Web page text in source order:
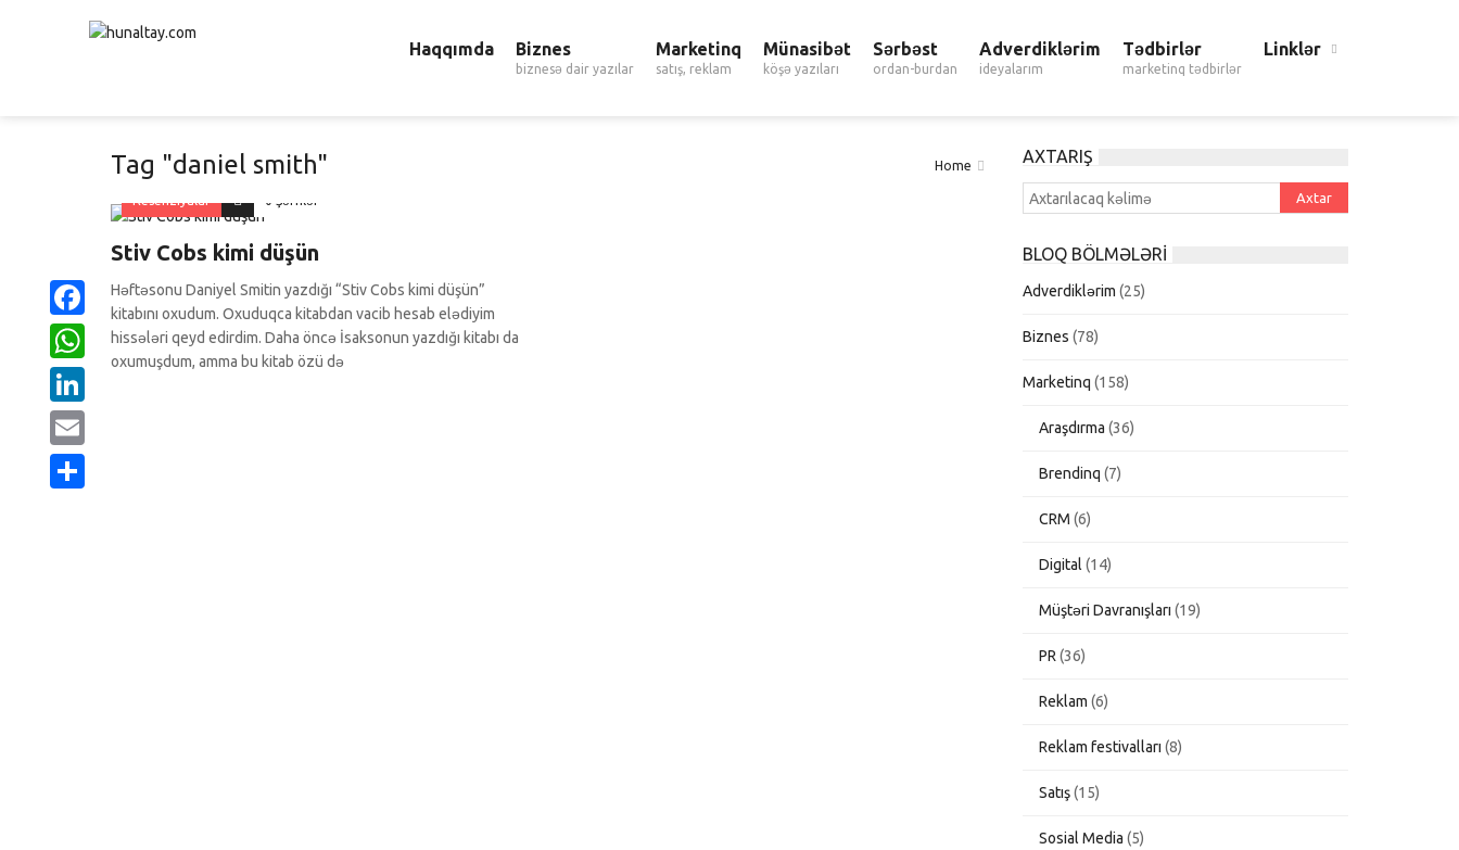
Haqqımda Biznes
biznesə dair yazılar
Marketinq
satış, reklam
Münasibət
köşə yazıları
Sərbəst
ordan-burdan
Adverdiklərim
ideyalarım
Tədbirlər
marketinq tədbirlər
Linklər
Tag "daniel smith" Home
Resenziyalar 0 Şərhlər
Stiv Cobs kimi düşün
Həftəsonu Daniyel Smitin yazdığı “Stiv Cobs kimi düşün”
kitabını oxudum. Oxuduqca kitabdan vacib hesab elədiyim
hissələri qeyd edirdim. Daha öncə İsaksonun yazdığı kitabı da
oxumuşdum, amma bu kitab özü də
Facebook
WhatsApp
LinkedIn
Email
AXTARIŞ
BLOQ BÖLMƏLƏRI
Adverdiklərim (25)
Biznes (78)
Marketinq (158)
Araşdırma (36)
Brendinq (7)
CRM (6)
Digital (14)
Müştəri Davranışları (19)
PR (36)
Reklam (6)
Reklam festivalları (8)
Satış(15)
Sosial Media (5)